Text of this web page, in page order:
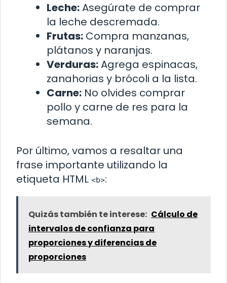
Leche:Asegúrate de comprar
la leche descremada.
Frutas: Compra manzanas,
plátanos y naranjas.
Verduras:Agrega espinacas,
zanahorias y brócoli a la lista.
Carne: No olvides comprar
pollo y carne de res para la
semana.
Por último, vamos a resaltar una
frase importante utilizando la
etiqueta HTML <b>:
Quizás también te interese: Cálculo de
intervalos de confianza para
proporciones y diferencias de
proporciones